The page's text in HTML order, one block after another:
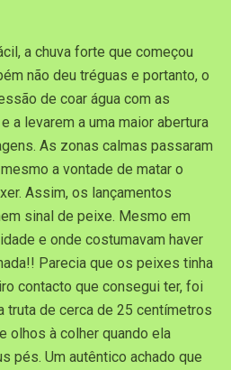
a chuva forte que começou
não deu tréguas e portanto, o
de coar água com as
a levarem a uma maior abertura
As zonas calmas passaram
a vontade de matar o
Assim, os lançamentos
sinal de peixe. Mesmo em
e onde costumavam haver
Parecia que os peixes tinha
contacto que consegui ter, foi
truta de cerca de 25 centímetros
olhos à colher quando ela
pés. Um autêntico achado que